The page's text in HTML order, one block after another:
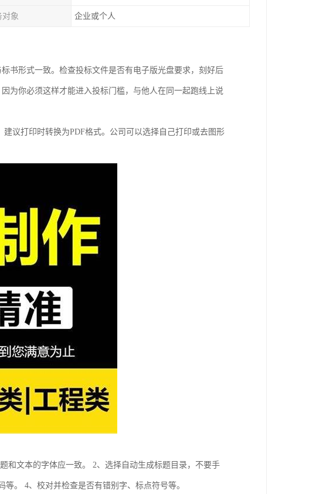
对象 企业或个人
书形式一致。检查投标文件是否有电子版光盘要求，刻好后
为你必须这样才能进入投标门槛，与他人在同一起跑线上说
议打印时转换为PDF格式。公司可以选择自己打印或去图形
和文本的字体应一致。 2、选择自动生成标题目录，不要手
。 4、校对并检查是否有错别字、标点符号等。